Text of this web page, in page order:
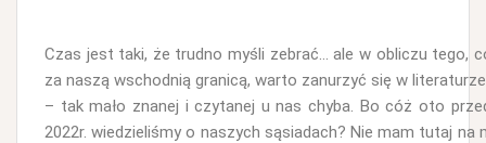
Czas jest taki, że trudno myśli zebrać… ale w obliczu tego,
za naszą wschodnią granicą, warto zanurzyć się w
– tak mało znanej i czytanej u nas chyba. Bo cóż oto
2022r. wiedzieliśmy o naszych sąsiadach? Nie mam tutaj na